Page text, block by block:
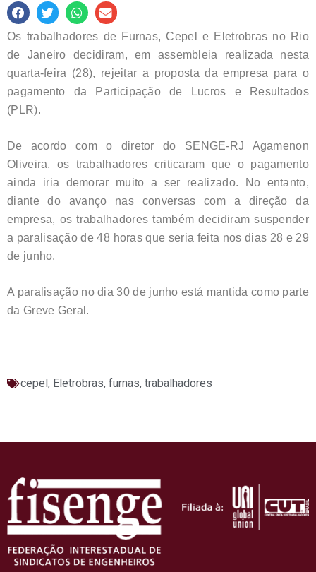
Os trabalhadores de Furnas, Cepel e Eletrobras no Rio
de Janeiro decidiram, em assembleia realizada nesta
quarta-feira (28), rejeitar a proposta da empresa para o
pagamento da Participação de Lucros e Resultados
(PLR).
De acordo com o diretor do SENGE-RJ Agamenon
Oliveira, os trabalhadores criticaram que o pagamento
ainda iria demorar muito a ser realizado. No entanto,
diante do avanço nas conversas com a direção da
empresa, os trabalhadores também decidiram suspender
a paralisação de 48 horas que seria feita nos dias 28 e 29
de junho.
A paralisação no dia 30 de junho está mantida como parte
da Greve Geral.
cepel, Eletrobras, furnas, trabalhadores